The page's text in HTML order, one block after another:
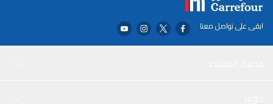
ابقى على تواصل معنا